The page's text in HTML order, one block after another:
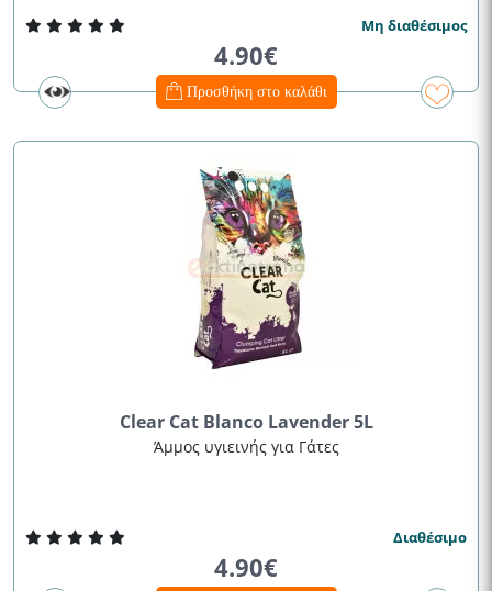
Μη διαθέσιμος
4.90€
Προσθήκη στο καλάθι
Clear Cat Blanco Lavender 5L
Άμμος υγιεινής για Γάτες
Διαθέσιμο
4.90€